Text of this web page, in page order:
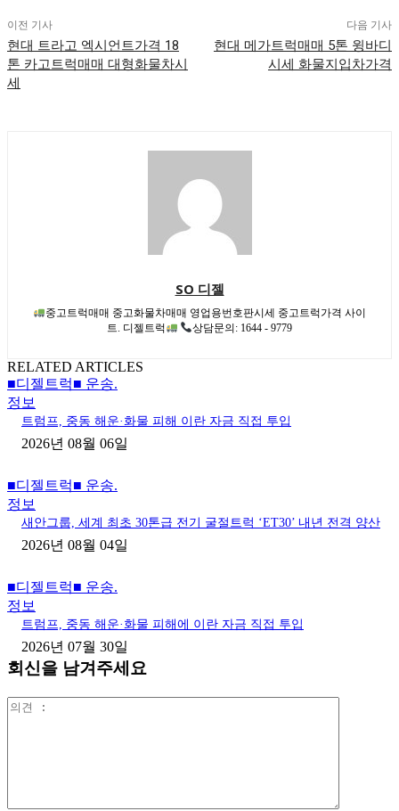
이전 기사
현대 트라고 엑시언트가격 18
톤 카고트럭매매 대형화물차시
세
다음 기사
현대 메가트럭매매 5톤 윙바디
시세 화물지입차가격
SO 디젤
중고트럭매매 중고화물차매매 영업용번호판시세 중고트럭가격 사이
트. 디젤트럭
상담문의: 1644 - 9779
RELATED ARTICLES
■디젤트럭■ 운송.
정보
트럼프, 중동 해운·화물 피해 이란 자금 직접 투입
2026년 08월 06일
■디젤트럭■ 운송.
정보
새안그룹, 세계 최초 30톤급 전기 굴절트럭 ‘ET30’ 내년 전격 양산
2026년 08월 04일
■디젤트럭■ 운송.
정보
트럼프, 중동 해운·화물 피해에 이란 자금 직접 투입
2026년 07월 30일
회신을 남겨주세요